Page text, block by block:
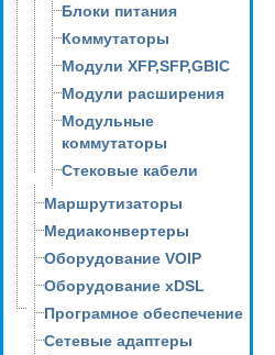
Блоки питания
Коммутаторы
Модули XFP,SFP,GBIC
Модули расширения
Модульные
коммутаторы
Стековые кабели
Маршрутизаторы
Медиаконвертеры
Оборудование VOIP
Оборудование xDSL
Програмное обеспечение
Сетевые адаптеры